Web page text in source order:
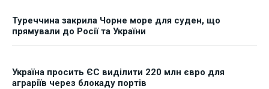
Туреччина закрила Чорне море для суден, що
прямували до Росії та України
Україна просить ЄС виділити 220 млн євро для
аграріїв через блокаду портів